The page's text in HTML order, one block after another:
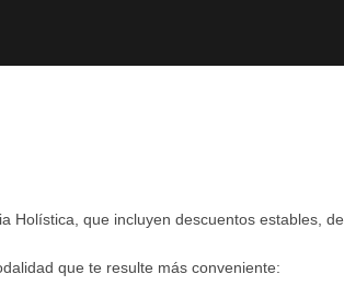
Holística, que incluyen descuentos estables,
que te resulte más conveniente: